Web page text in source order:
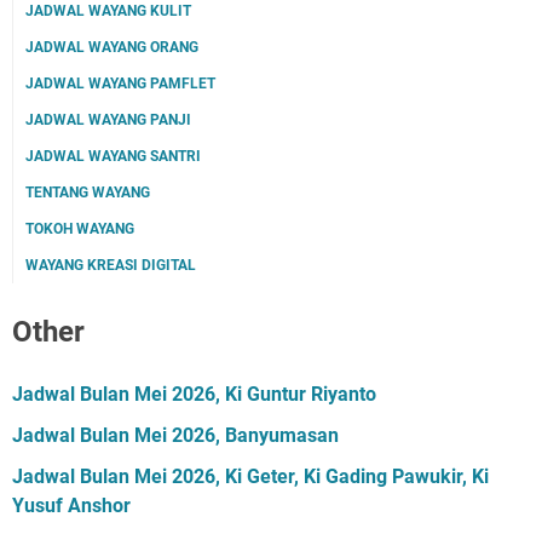
JADWAL WAYANG KULIT
JADWAL WAYANG ORANG
JADWAL WAYANG PAMFLET
JADWAL WAYANG PANJI
JADWAL WAYANG SANTRI
TENTANG WAYANG
TOKOH WAYANG
WAYANG KREASI DIGITAL
Other
Jadwal Bulan Mei 2026, Ki Guntur Riyanto
Jadwal Bulan Mei 2026, Banyumasan
Jadwal Bulan Mei 2026, Ki Geter, Ki Gading Pawukir, Ki
Yusuf Anshor